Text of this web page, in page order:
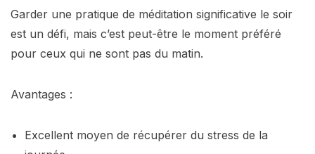
Garder une pratique de méditation significative le soir
est un défi, mais c’est peut-être le moment préféré
pour ceux qui ne sont pas du matin.
Avantages :
Excellent moyen de récupérer du stress de la